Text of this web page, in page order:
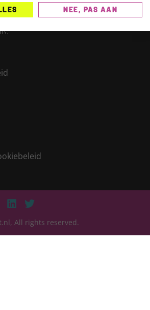
die worden behandeld zijn
Duurzaamheid, AI, Marketing,
All rights reserved.
NEE, PAS AAN